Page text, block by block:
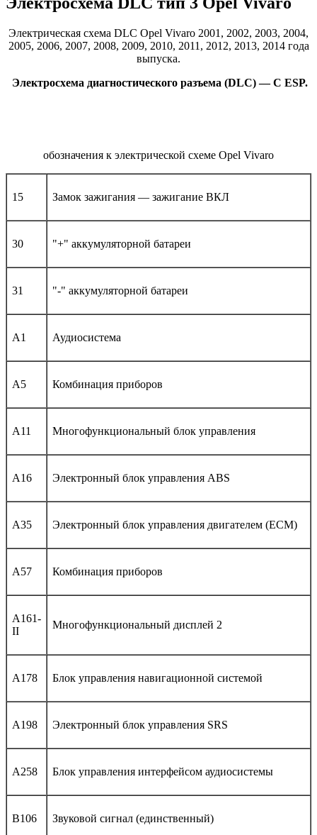
Электрическая схема DLC Opel Vivaro 2001, 2002, 2003, 2004,
2005, 2006, 2007, 2008, 2009, 2010, 2011, 2012, 2013, 2014 года
выпуска.
Электросхема диагностического разъема (DLC) — С ESP.
обозначения к электрической схеме Opel Vivaro
15 Замок зажигания — зажигание ВКЛ
30 "+" аккумуляторной батареи
31 "-" аккумуляторной батареи
A1 Аудиосистема
A5 Комбинация приборов
A11 Многофункциональный блок управления
A16 Электронный блок управления ABS
A35 Электронный блок управления двигателем (ECM)
A57 Комбинация приборов
A161-
II
Многофункциональный дисплей 2
A178 Блок управления навигационной системой
A198 Электронный блок управления SRS
A258 Блок управления интерфейсом аудиосистемы
B106 Звуковой сигнал (единственный)